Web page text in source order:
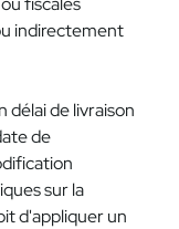
indirectement
de livraison
de
sur la
d'appliquer un